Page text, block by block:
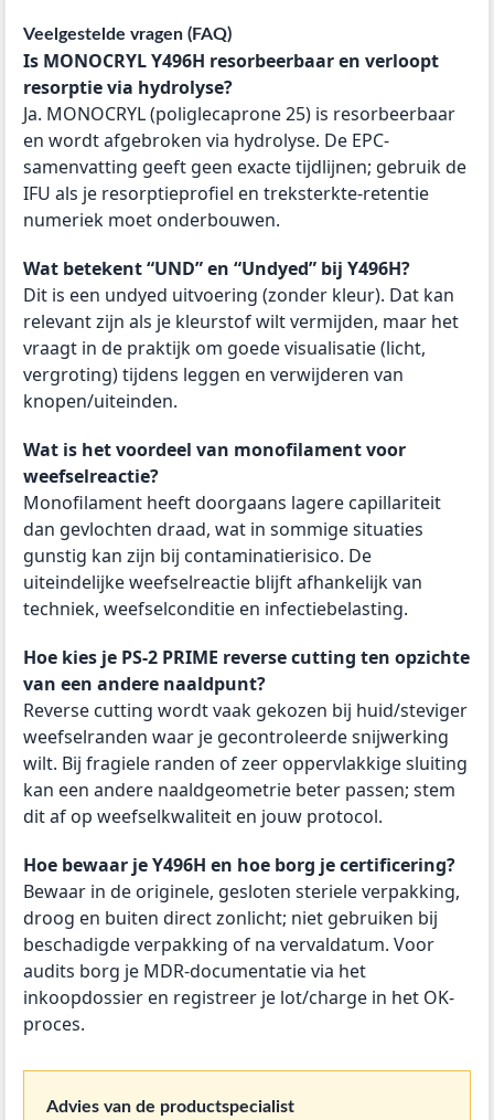
Veelgestelde vragen (FAQ)
Is MONOCRYL Y496H resorbeerbaar en verloopt
resorptie via hydrolyse?
Ja. MONOCRYL (poliglecaprone 25) is resorbeerbaar
en wordt afgebroken via hydrolyse. De EPC-
samenvatting geeft geen exacte tijdlijnen; gebruik de
IFU als je resorptieprofiel en treksterkte-retentie
numeriek moet onderbouwen.
Wat betekent “UND” en “Undyed” bij Y496H?
Dit is een undyed uitvoering (zonder kleur). Dat kan
relevant zijn als je kleurstof wilt vermijden, maar het
vraagt in de praktijk om goede visualisatie (licht,
vergroting) tijdens leggen en verwijderen van
knopen/uiteinden.
Wat is het voordeel van monofilament voor
weefselreactie?
Monofilament heeft doorgaans lagere capillariteit
dan gevlochten draad, wat in sommige situaties
gunstig kan zijn bij contaminatierisico. De
uiteindelijke weefselreactie blijft afhankelijk van
techniek, weefselconditie en infectiebelasting.
Hoe kies je PS-2 PRIME reverse cutting ten opzichte
van een andere naaldpunt?
Reverse cutting wordt vaak gekozen bij huid/steviger
weefselranden waar je gecontroleerde snijwerking
wilt. Bij fragiele randen of zeer oppervlakkige sluiting
kan een andere naaldgeometrie beter passen; stem
dit af op weefselkwaliteit en jouw protocol.
Hoe bewaar je Y496H en hoe borg je certificering?
Bewaar in de originele, gesloten steriele verpakking,
droog en buiten direct zonlicht; niet gebruiken bij
beschadigde verpakking of na vervaldatum. Voor
audits borg je MDR-documentatie via het
inkoopdossier en registreer je lot/charge in het OK-
proces.
Advies van de productspecialist